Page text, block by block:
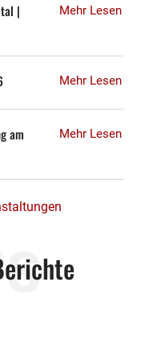
|
Mehr Lesen
Mehr Lesen
am
Mehr Lesen